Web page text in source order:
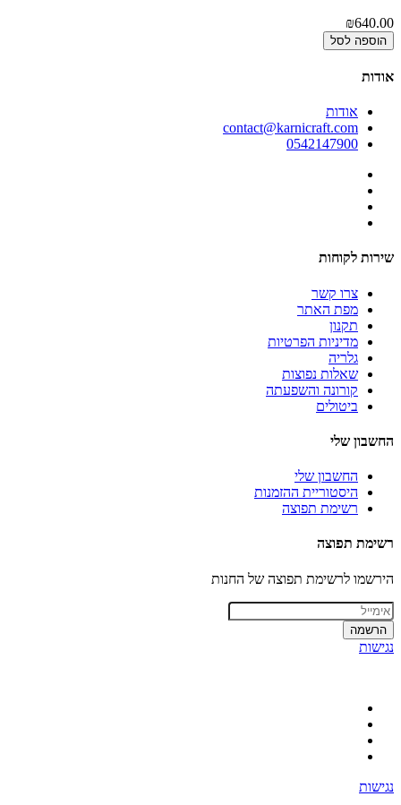
₪640.00
הוספה לסל
אודות
אודות
contact@karnicraft.com
0542147900
שירות לקוחות
צרו קשר
מפת האתר
תקנון
מדיניות הפרטיות
גלריה
שאלות נפוצות
קורונה והשפעתה
ביטולים
החשבון שלי
החשבון שלי
היסטוריית ההזמנות
רשימת תפוצה
רשימת תפוצה
הירשמו לרשימת תפוצה של החנות
הרשמה
נגישות
נגישות